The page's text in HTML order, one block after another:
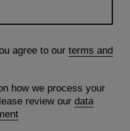
agree to our terms and
how we process your
review our data